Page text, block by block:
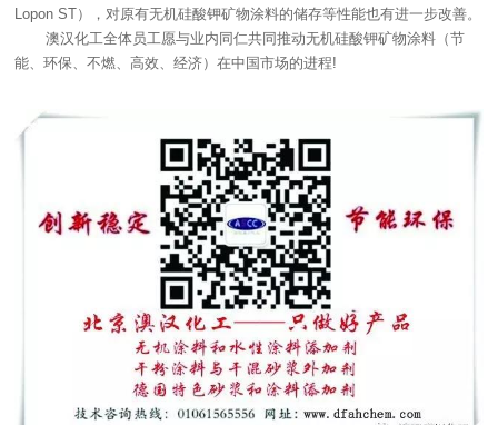
Lopon ST），对原有无机硅酸钾矿物涂料的储存等性能也有进一步改善。
澳汉化工全体员工愿与业内同仁共同推动无机硅酸钾矿物涂料（节
能、环保、不燃、高效、经济）在中国市场的进程!